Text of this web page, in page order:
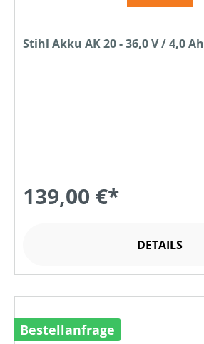
Stihl Akku AK 20 - 36,0 V / 4,0 Ah
139,00 €*
DETAILS
Bestellanfrage